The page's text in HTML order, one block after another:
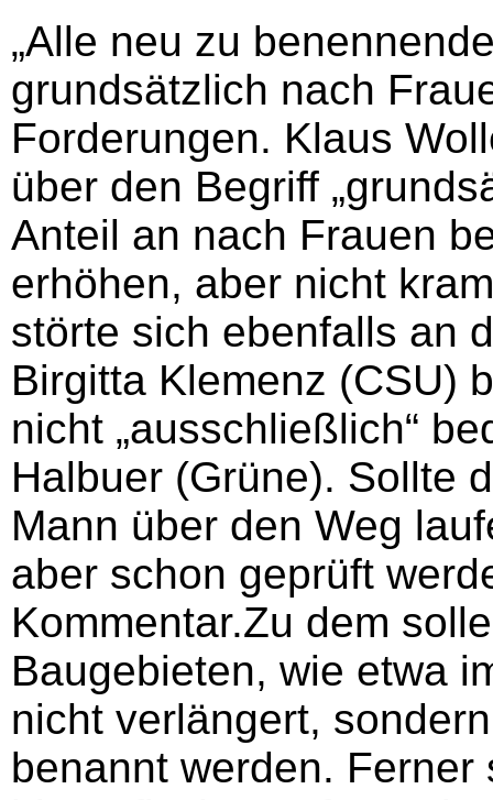
„Alle neu zu
grundsätzlich nach
Forderungen. Klaus
über den Begriff
Anteil an nach Frauen
erhöhen, aber nicht
störte sich ebenfalls an
Birgitta Klemenz (CSU)
nicht „ausschließlich“
Halbuer (Grüne). Sollte
Mann über den Weg
aber schon geprüft
Kommentar.Zu dem
Baugebieten, wie etwa
nicht verlängert,
benannt werden. Ferner